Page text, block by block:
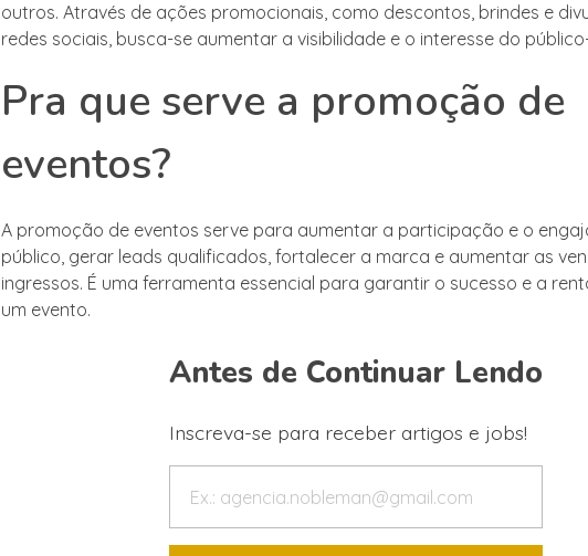
outros. Através de ações promocionais, como descontos, brindes e
redes sociais, busca-se aumentar a visibilidade e o interesse do
Pra que serve a promoção de
eventos?
A promoção de eventos serve para aumentar a participação e o
público, gerar leads qualificados, fortalecer a marca e aumentar as
ingressos. É uma ferramenta essencial para garantir o sucesso e a
um evento.
Antes de Continuar Lendo
Inscreva-se para receber artigos e jobs!